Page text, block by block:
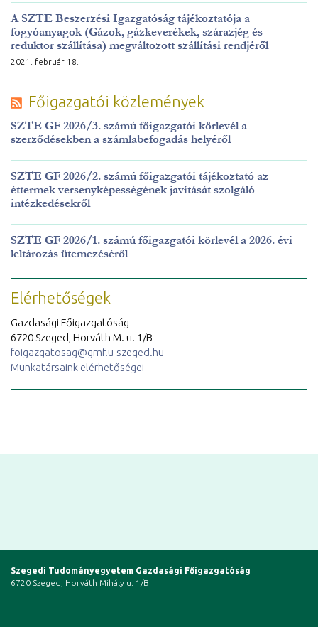
A SZTE Beszerzési Igazgatóság tájékoztatója a
fogyóanyagok (Gázok, gázkeverékek, szárazjég és
reduktor szállítása) megváltozott szállítási rendjéről
2021. február 18.
Főigazgatói közlemények
SZTE GF 2026/3. számú főigazgatói körlevél a
szerződésekben a számlabefogadás helyéről
SZTE GF 2026/2. számú főigazgatói tájékoztató az
éttermek versenyképességének javítását szolgáló
intézkedésekről
SZTE GF 2026/1. számú főigazgatói körlevél a 2026. évi
leltározás ütemezéséről
Elérhetőségek
Gazdasági Főigazgatóság
6720 Szeged, Horváth M. u. 1/B
foigazgatosag@gmf.u-szeged.hu
Munkatársaink elérhetőségei
Szegedi Tudományegyetem Gazdasági Főigazgatóság
6720 Szeged, Horváth Mihály u. 1/B